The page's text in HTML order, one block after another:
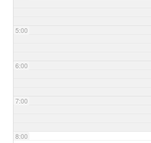
5:00
6:00
7:00
8:00